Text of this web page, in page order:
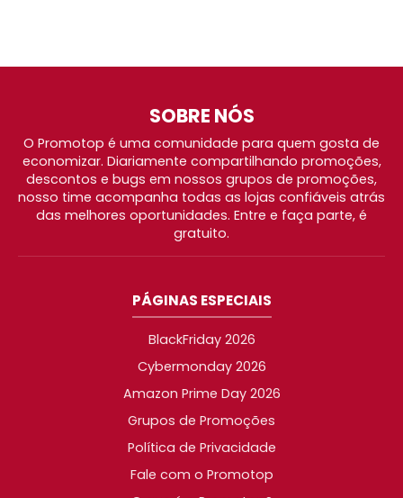
SOBRE NÓS
O Promotop é uma comunidade para quem gosta de
economizar. Diariamente compartilhando promoções,
descontos e bugs em nossos grupos de promoções,
nosso time acompanha todas as lojas confiáveis atrás
das melhores oportunidades. Entre e faça parte, é
gratuito.
PÁGINAS ESPECIAIS
BlackFriday 2026
Cybermonday 2026
Amazon Prime Day 2026
Grupos de Promoções
Política de Privacidade
Fale com o Promotop